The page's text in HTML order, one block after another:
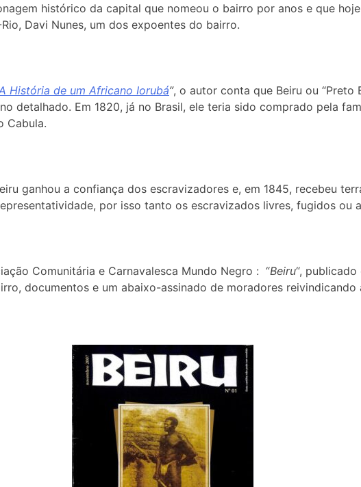
histórico da capital que nomeou o bairro por anos e que
Davi Nunes, um dos expoentes do bairro.
História de um Africano Iorubá”, o autor conta que Beiru ou “Preto
detalhado. Em 1820, já no Brasil, ele teria sido comprado pela
Cabula.
ganhou a confiança dos escravizadores e, em 1845, recebeu
por isso tanto os escravizados livres, fugidos
Comunitária e Carnavalesca Mundo Negro : “Beiru“, publicado
documentos e um abaixo-assinado de moradores